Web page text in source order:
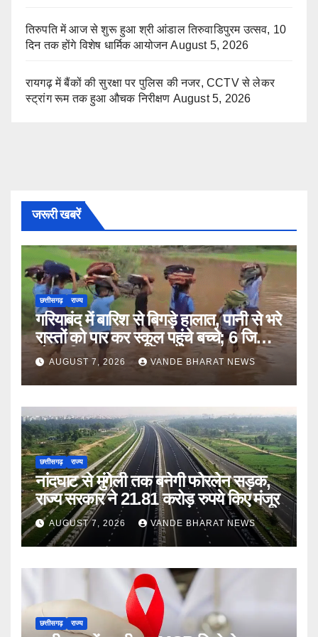
तिरुपति में आज से शुरू हुआ श्री आंडाल तिरुवाडिपुरम उत्सव, 10
दिन तक होंगे विशेष धार्मिक आयोजन August 5, 2026
रायगढ़ में बैंकों की सुरक्षा पर पुलिस की नजर, CCTV से लेकर
स्ट्रांग रूम तक हुआ औचक निरीक्षण August 5, 2026
जरूरी खबरें
छत्तीसगढ़ राज्य
गरियाबंद में बारिश से बिगड़े हालात, पानी से भरे
रास्तों को पार कर स्कूल पहुंचे बच्चे; 6 जिलों में
मौसम विभाग का अलर्ट
AUGUST 7, 2026 VANDE BHARAT NEWS
छत्तीसगढ़ राज्य
नांदघाट से मुंगेली तक बनेगी फोरलेन सड़क,
राज्य सरकार ने 21.81 करोड़ रुपये किए मंजूर
AUGUST 7, 2026 VANDE BHARAT NEWS
छत्तीसगढ़ राज्य